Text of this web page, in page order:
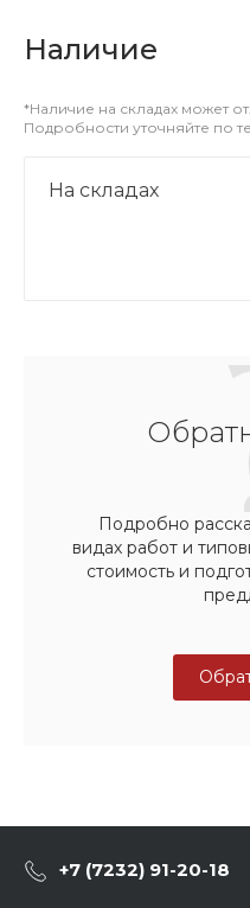
Наличие
*Наличие на складах может
Подробности уточняйте по
На складах
Подробно
видах работ и
стоимость и
+7 (7232) 91-20-18